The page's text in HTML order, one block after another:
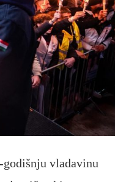
godišnju vladavinu